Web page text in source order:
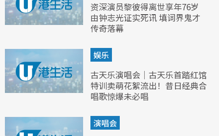
资深演员黎彼得离世享年76岁
由钟志光证实死讯 填词界鬼才
传奇落幕
娱乐
古天乐演唱会｜古天乐首踏红馆
特训卖萌花絮流出！昔日经典合
唱歌惊爆未必唱
演唱会